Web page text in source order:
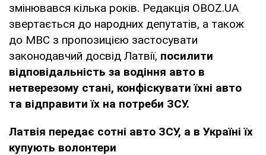
змінювався кілька років. Редакція OBOZ.UA
звертається до народних депутатів, а також
до МВС з пропозицією застосувати
законодавчий досвід Латвії, посилити
відповідальність за водіння авто в
нетверезому стані, конфіскувати їхні авто
та відправити їх на потреби ЗСУ.
Латвія передає сотні авто ЗСУ, а в Україні їх
купують волонтери